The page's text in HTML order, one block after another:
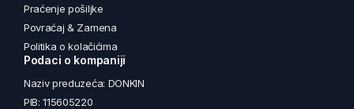
Praćenje pošiljke
Povraćaj & Zamena
Politika o kolačićima
Podaci o kompaniji
Naziv preduzeća: DONKIN
PIB: 115605220